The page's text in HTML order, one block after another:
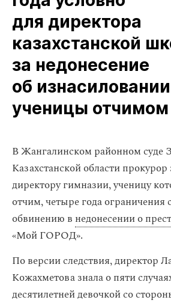
для директора
казахстанской
за недонесение
об изнасиловании
ученицы отчимом
В Жангалинском районном суде
Казахстанской области
директору гимназии, ученицу
отчим, четыре года ограничения
обвинению в недонесении о
«Мой ГОРОД».
По версии следствия, директор
Кожахметова знала о пяти
десятилетней девочкой со